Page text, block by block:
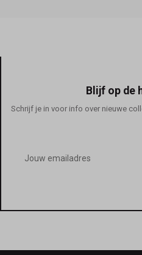
Blijf op de
Schrijf je in voor info over nieuwe
mailadres